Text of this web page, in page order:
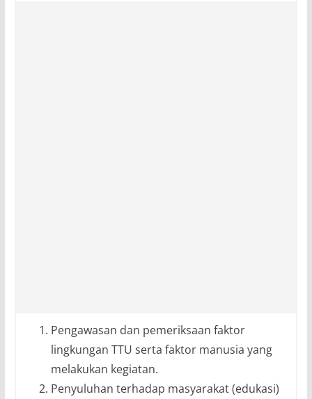
Pengawasan dan pemeriksaan faktor
lingkungan TTU serta faktor manusia yang
melakukan kegiatan.
Penyuluhan terhadap masyarakat (edukasi)